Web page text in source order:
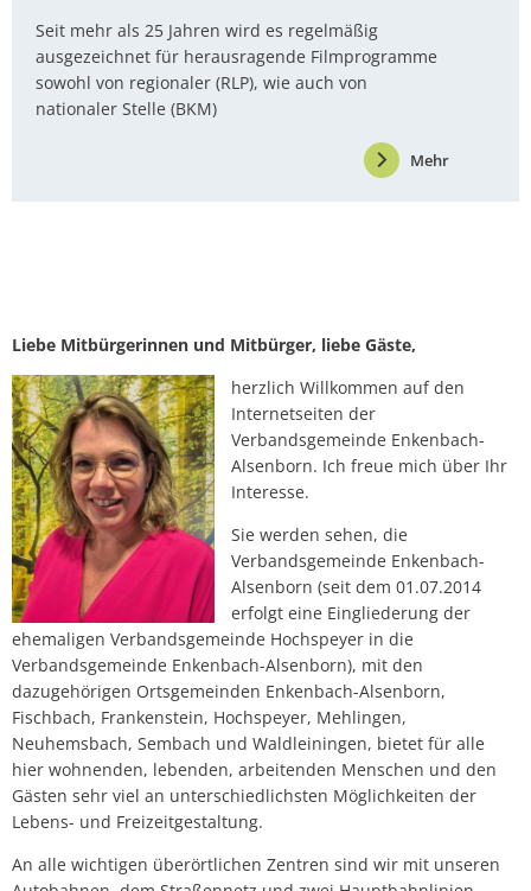
Seit mehr als 25 Jahren wird es regelmäßig
ausgezeichnet für herausragende Filmprogramme
sowohl von regionaler (RLP), wie auch von
nationaler Stelle (BKM)
Mehr
Liebe Mitbürgerinnen und Mitbürger, liebe Gäste,
herzlich Willkommen auf den
Internetseiten der
Verbandsgemeinde Enkenbach-
Alsenborn. Ich freue mich über Ihr
Interesse.
Sie werden sehen, die
Verbandsgemeinde Enkenbach-
Alsenborn (seit dem 01.07.2014
erfolgt eine Eingliederung der
ehemaligen Verbandsgemeinde Hochspeyer in die
Verbandsgemeinde Enkenbach-Alsenborn), mit den
dazugehörigen Ortsgemeinden Enkenbach-Alsenborn,
Fischbach, Frankenstein, Hochspeyer, Mehlingen,
Neuhemsbach, Sembach und Waldleiningen, bietet für alle
hier wohnenden, lebenden, arbeitenden Menschen und den
Gästen sehr viel an unterschiedlichsten Möglichkeiten der
Lebens- und Freizeitgestaltung.
An alle wichtigen überörtlichen Zentren sind wir mit unseren